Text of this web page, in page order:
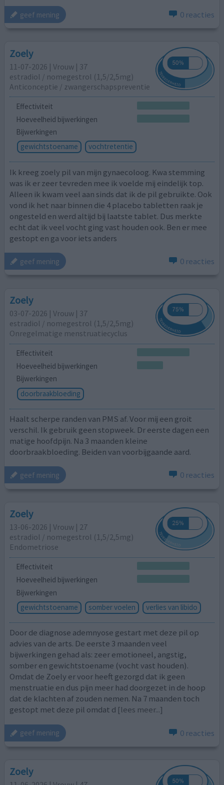
geef mening 0 reacties
Zoely
11-07-2026 | Vrouw | 37
estradiol / nomegestrol (1,5/2,5mg)
Anticonceptie / zwangerschapspreventie
Effectiviteit
Hoeveelheid bijwerkingen
Bijwerkingen
gewichtstoename
vochtretentie
Ik kreeg zoely pil van mijn gynaecoloog. Kwa stemming
was ik er zeer tevreden mee ik voelde mij eindelijk top.
Alleen ik kwam veel aan sinds dat ik de pil gebruikte. Ook
vond ik het naar binnen die 4 placebo tabletten raak je
ongesteld en werd altijd bij laatste tablet. Dus merkte
echt dat ik veel vocht ging vast houden ook. Ben er mee
gestopt en ga voor iets anders
geef mening 0 reacties
Zoely
03-07-2026 | Vrouw | 37
estradiol / nomegestrol (1,5/2,5mg)
Onregelmatige menstruatiecyclus
Effectiviteit
Hoeveelheid bijwerkingen
Bijwerkingen
doorbraakbloeding
Haalt scherpe randen van PMS af. Voor mij een groit
verschil. Ik gebruik geen stopweek. Dr eerste dagen een
matige hoofdpijn. Na 3 maanden kleine
doorbraakbloeding. Beiden van voorbijgaande aard.
geef mening 0 reacties
Zoely
13-06-2026 | Vrouw | 27
estradiol / nomegestrol (1,5/2,5mg)
Endometriose
Effectiviteit
Hoeveelheid bijwerkingen
Bijwerkingen
gewichtstoename
somber voelen verlies van libido
Door de diagnose ademnyose gestart met deze pil op
advies van de arts. De eerste 3 maanden veel
bijwerkingen gehad als: zeer emotioneel, angstig,
somber en gewichtstoename (vocht vast houden).
Omdat de Zoely er voor heeft gezorgd dat ik geen
menstruatie en dus pijn meer had doorgezet in de hoop
dat de klachten af zouden nemen. Na 7 maanden toch
gestopt met deze pil omdat d [lees meer...]
geef mening 0 reacties
Zoely